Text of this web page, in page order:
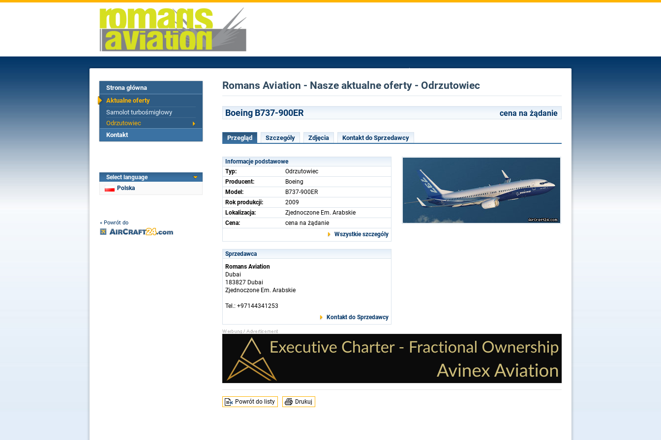
Strona główna
Aktualne oferty
Samolot turbośmigłowy
Odrzutowiec
Kontakt
Select language
Polska
« Powrót do
Romans Aviation - Nasze aktualne oferty - Odrzutowiec
Boeing B737-900ER cena na żądanie
Przegląd Szczególy Zdjęcia Kontakt do Sprzedawcy
Informacje podstawowe
Typ:
Odrzutowiec
Producent:
Boeing
Model:
B737-900ER
Rok produkcji:
2009
Lokalizacja:
Zjednoczone Em. Arabskie
Cena:
cena na żądanie
Wszystkie szczególy
Sprzedawca
Romans Aviation
Dubai
183827 Dubai
Zjednoczone Em. Arabskie
Tel.: +97144341253
Kontakt do Sprzedawcy
Powrót do listy Drukuj